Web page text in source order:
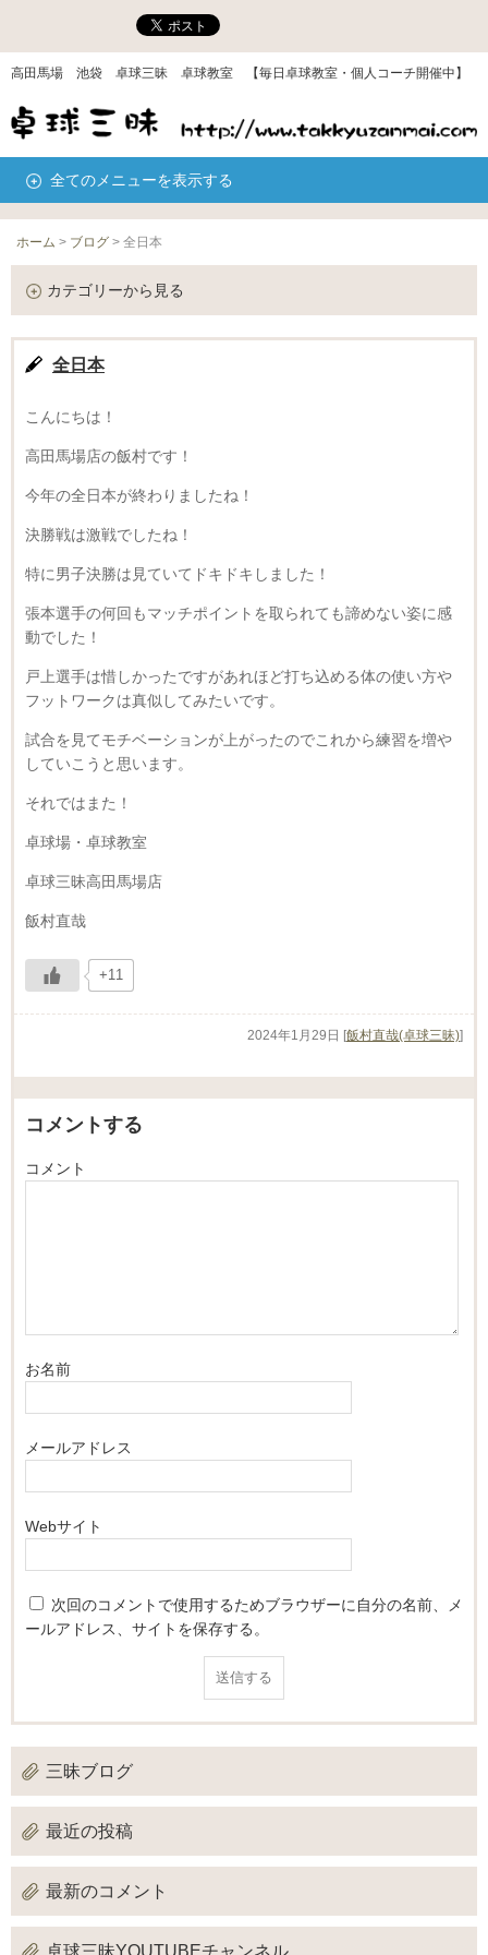
高田馬場 池袋 卓球三昧 卓球教室 【毎日卓球教室・個人コーチ開催中】
全てのメニューを表示する
ホーム > ブログ > 全日本
カテゴリーから見る
全日本
こんにちは！
高田馬場店の飯村です！
今年の全日本が終わりましたね！
決勝戦は激戦でしたね！
特に男子決勝は見ていてドキドキしました！
張本選手の何回もマッチポイントを取られても諦めない姿に感
動でした！
戸上選手は惜しかったですがあれほど打ち込める体の使い方や
フットワークは真似してみたいです。
試合を見てモチベーションが上がったのでこれから練習を増や
していこうと思います。
それではまた！
卓球場・卓球教室
卓球三昧高田馬場店
飯村直哉
+11
2024年1月29日 [飯村直哉(卓球三昧)]
コメントする
コメント
お名前
メールアドレス
Webサイト
次回のコメントで使用するためブラウザーに自分の名前、メ
ールアドレス、サイトを保存する。
三昧ブログ
最近の投稿
最新のコメント
卓球三昧YOUTUBEチャンネル